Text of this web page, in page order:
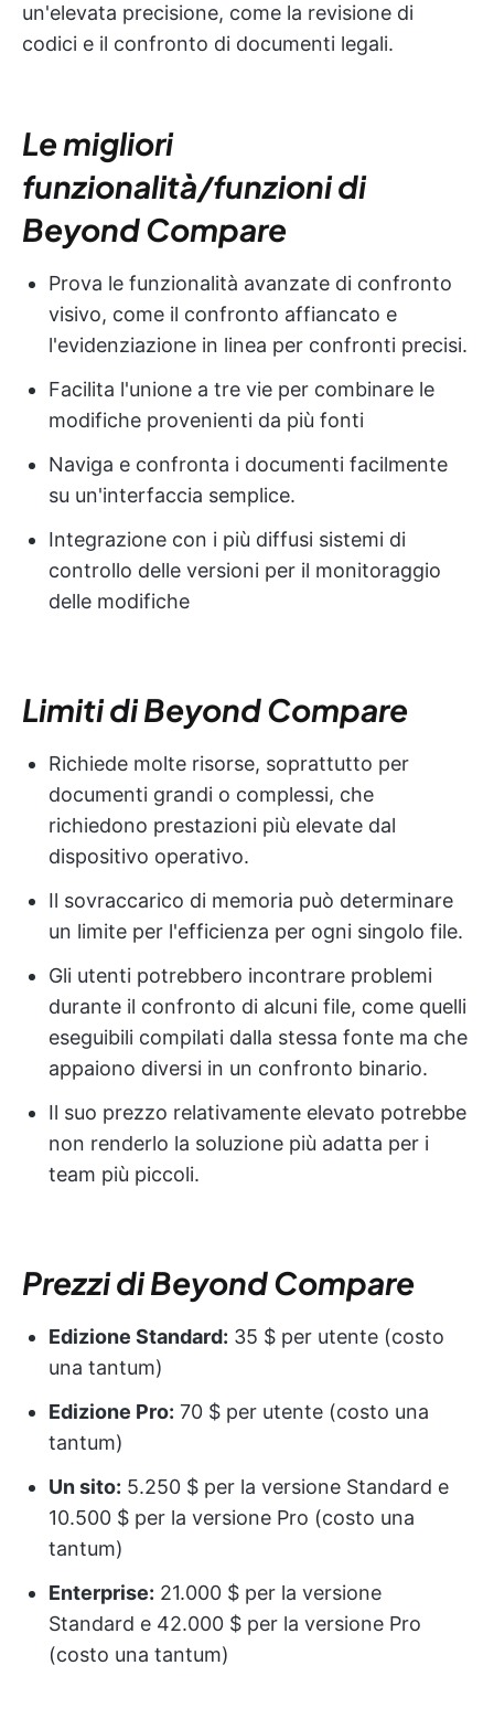
un'elevata precisione, come la revisione di
codici e il confronto di documenti legali.
Le migliori
funzionalità/funzioni di
Beyond Compare
Prova le funzionalità avanzate di confronto
visivo, come il confronto affiancato e
l'evidenziazione in linea per confronti precisi.
Facilita l'unione a tre vie per combinare le
modifiche provenienti da più fonti
Naviga e confronta i documenti facilmente
su un'interfaccia semplice.
Integrazione con i più diffusi sistemi di
controllo delle versioni per il monitoraggio
delle modifiche
Limiti di Beyond Compare
Richiede molte risorse, soprattutto per
documenti grandi o complessi, che
richiedono prestazioni più elevate dal
dispositivo operativo.
Il sovraccarico di memoria può determinare
un limite per l'efficienza per ogni singolo file.
Gli utenti potrebbero incontrare problemi
durante il confronto di alcuni file, come quelli
eseguibili compilati dalla stessa fonte ma che
appaiono diversi in un confronto binario.
Il suo prezzo relativamente elevato potrebbe
non renderlo la soluzione più adatta per i
team più piccoli.
Prezzi di Beyond Compare
Edizione Standard: 35 $ per utente (costo
una tantum)
Edizione Pro: 70 $ per utente (costo una
tantum)
Un sito: 5.250 $ per la versione Standard e
10.500 $ per la versione Pro (costo una
tantum)
Enterprise: 21.000 $ per la versione
Standard e 42.000 $ per la versione Pro
(costo una tantum)